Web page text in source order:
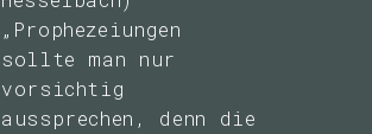
„Prophezeiungen
sollte man nur
vorsichtig
aussprechen, denn die